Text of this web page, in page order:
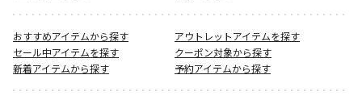
おすすめアイテムから探す
アウトレットアイテムを探す
セール中アイテムを探す
クーポン対象から探す
新着アイテムから探す
予約アイテムから探す